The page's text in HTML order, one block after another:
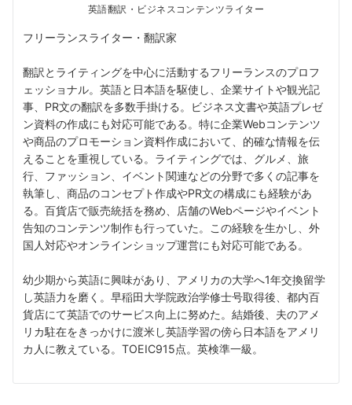
英語翻訳・ビジネスコンテンツライター
フリーランスライター・翻訳家
翻訳とライティングを中心に活動するフリーランスのプロフ
ェッショナル。英語と日本語を駆使し、企業サイトや観光記
事、PR文の翻訳を多数手掛ける。ビジネス文書や英語プレゼ
ン資料の作成にも対応可能である。特に企業Webコンテンツ
や商品のプロモーション資料作成において、的確な情報を伝
えることを重視している。ライティングでは、グルメ、旅
行、ファッション、イベント関連などの分野で多くの記事を
執筆し、商品のコンセプト作成やPR文の構成にも経験があ
る。百貨店で販売統括を務め、店舗のWebページやイベント
告知のコンテンツ制作も行っていた。この経験を生かし、外
国人対応やオンラインショップ運営にも対応可能である。
幼少期から英語に興味があり、アメリカの大学へ1年交換留学
し英語力を磨く。早稲田大学院政治学修士号取得後、都内百
貨店にて英語でのサービス向上に努めた。結婚後、夫のアメ
リカ駐在をきっかけに渡米し英語学習の傍ら日本語をアメリ
カ人に教えている。TOEIC915点。英検準一級。